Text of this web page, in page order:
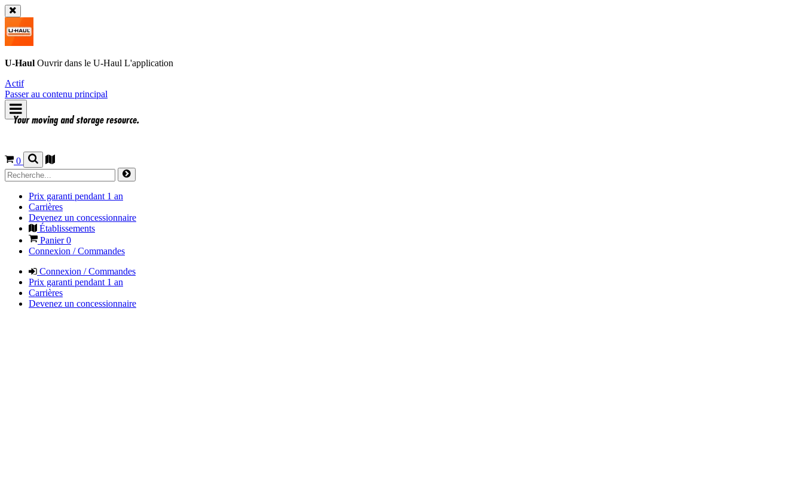
U-Haul Ouvrir dans le U-Haul L'application
Actif
Passer au contenu principal
0
Prix garanti pendant 1 an
Carrières
Devenez un concessionnaire
Établissements
Panier0
Connexion / Commandes
Connexion / Commandes
Prix garanti pendant 1 an
Carrières
Devenez un concessionnaire